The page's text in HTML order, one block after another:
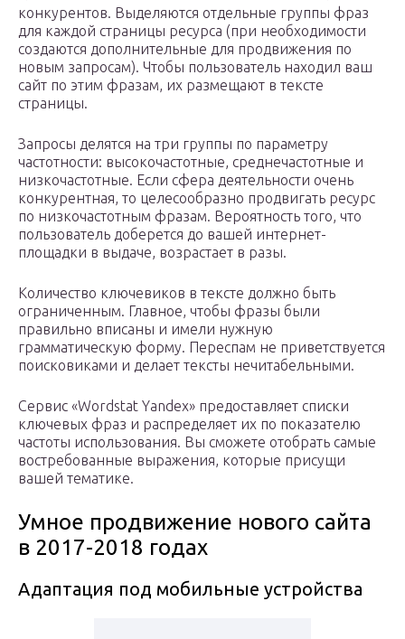
конкурентов. Выделяются отдельные группы фраз
для каждой страницы ресурса (при необходимости
создаются дополнительные для продвижения по
новым запросам). Чтобы пользователь находил ваш
сайт по этим фразам, их размещают в тексте
страницы.
Запросы делятся на три группы по параметру
частотности: высокочастотные, среднечастотные и
низкочастотные. Если сфера деятельности очень
конкурентная, то целесообразно продвигать ресурс
по низкочастотным фразам. Вероятность того, что
пользователь доберется до вашей интернет-
площадки в выдаче, возрастает в разы.
Количество ключевиков в тексте должно быть
ограниченным. Главное, чтобы фразы были
правильно вписаны и имели нужную
грамматическую форму. Переспам не приветствуется
поисковиками и делает тексты нечитабельными.
Сервис «Wordstat Yandex» предоставляет списки
ключевых фраз и распределяет их по показателю
частоты использования. Вы сможете отобрать самые
востребованные выражения, которые присущи
вашей тематике.
Умное продвижение нового сайта
в 2017-2018 годах
Адаптация под мобильные устройства